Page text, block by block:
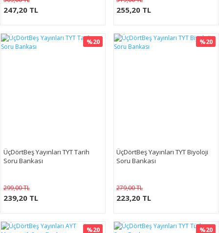
247,20 TL 255,20 TL
%20
ÜçDörtBeş Yayınları TYT Tarih
Soru Bankası
299,00 TL
239,20 TL
%20
ÜçDörtBeş Yayınları TYT Biyoloji
Soru Bankası
279,00 TL
223,20 TL
%20 %20